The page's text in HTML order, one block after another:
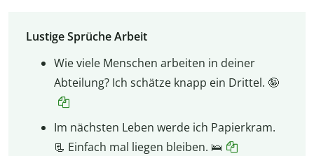
Lustige Sprüche Arbeit
Wie viele Menschen arbeiten in deiner
Abteilung? Ich schätze knapp ein Drittel. 🤪
Im nächsten Leben werde ich Papierkram.
📃 Einfach mal liegen bleiben. 🛌